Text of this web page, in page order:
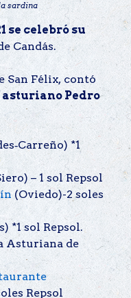
sardina
se celebró su
Candás.
San Félix, contó
asturiano Pedro
*1
– 1 sol Repsol
(Oviedo)-2 soles
*1 sol Repsol.
Asturiana de
Repsol